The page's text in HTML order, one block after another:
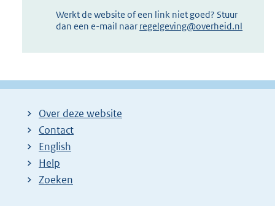
Werkt de website of een link niet goed? Stuur
dan een e-mail naar regelgeving@overheid.nl
Over deze website
Contact
English
Help
Zoeken